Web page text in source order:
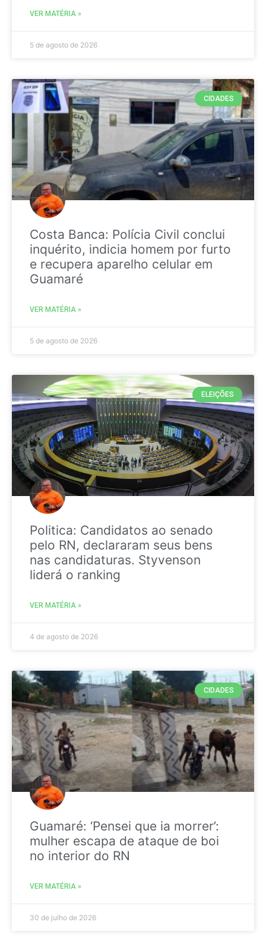
VER MATÉRIA »
5 de agosto de 2026
CIDADES
Costa Banca: Polícia Civil conclui
inquérito, indicia homem por furto
e recupera aparelho celular em
Guamaré
VER MATÉRIA »
5 de agosto de 2026
ELEIÇÕES
Politica: Candidatos ao senado
pelo RN, declararam seus bens
nas candidaturas. Styvenson
liderá o ranking
VER MATÉRIA »
4 de agosto de 2026
CIDADES
Guamaré: ‘Pensei que ia morrer’:
mulher escapa de ataque de boi
no interior do RN
VER MATÉRIA »
30 de julho de 2026